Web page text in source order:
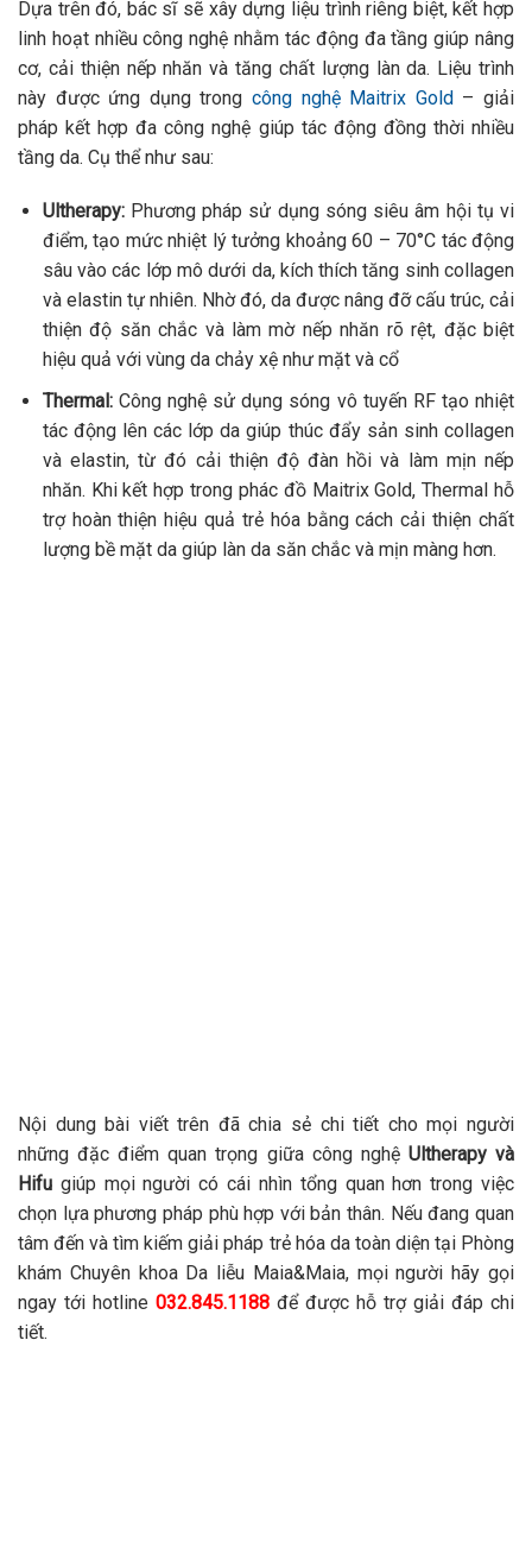
Dựa trên đó, bác sĩ sẽ xây dựng liệu trình riêng biệt, kết hợp
linh hoạt nhiều công nghệ nhằm tác động đa tầng giúp nâng
cơ, cải thiện nếp nhăn và tăng chất lượng làn da. Liệu trình
này được ứng dụng trong công nghệ Maitrix Gold– giải
pháp kết hợp đa công nghệ giúp tác động đồng thời nhiều
tầng da. Cụ thể như sau:
Ultherapy:Phương pháp sử dụng sóng siêu âm hội tụ vi
điểm, tạo mức nhiệt lý tưởng khoảng 60 – 70°C tác động
sâu vào các lớp mô dưới da, kích thích tăng sinh collagen
và elastin tự nhiên. Nhờ đó, da được nâng đỡ cấu trúc, cải
thiện độ săn chắc và làm mờ nếp nhăn rõ rệt, đặc biệt
hiệu quả với vùng da chảy xệ như mặt và cổ
Thermal:Công nghệ sử dụng sóng vô tuyến RF tạo nhiệt
tác động lên các lớp da giúp thúc đẩy sản sinh collagen
và elastin, từ đó cải thiện độ đàn hồi và làm mịn nếp
nhăn. Khi kết hợp trong phác đồ Maitrix Gold, Thermal hỗ
trợ hoàn thiện hiệu quả trẻ hóa bằng cách cải thiện chất
lượng bề mặt da giúp làn da săn chắc và mịn màng hơn.
Nội dung bài viết trên đã chia sẻ chi tiết cho mọi người
những đặc điểm quan trọng giữa công nghệ Ultherapy và
Hifu giúp mọi người có cái nhìn tổng quan hơn trong việc
chọn lựa phương pháp phù hợp với bản thân. Nếu đang quan
tâm đến và tìm kiếm giải pháp trẻ hóa da toàn diện tại Phòng
khám Chuyên khoa Da liễu Maia&Maia, mọi người hãy gọi
ngay tới hotline 032.845.1188 để được hỗ trợ giải đáp chi
tiết.